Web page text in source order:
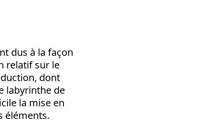
dus à la façon
relatif sur le
dont
labyrinthe de
la mise en
éléments.